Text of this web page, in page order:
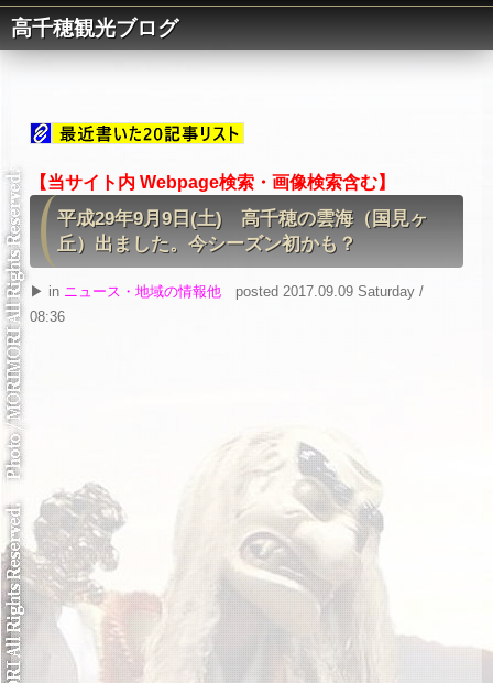
高千穂観光ブログ
【当サイト内 Webpage検索・画像検索含む】
平成29年9月9日(土) 高千穂の雲海（国見ヶ
丘）出ました。今シーズン初かも？
▶ in ニュース・地域の情報他 posted 2017.09.09 Saturday /
08:36